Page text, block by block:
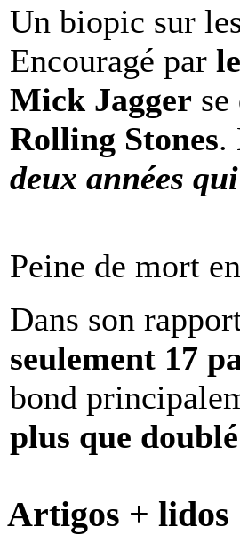
Un biopic sur
Encouragé par
Mick Jagger
Rolling Stones.
deux années
Peine de mort
Dans son
seulement 17
bond
plus que
Artigos + lidos